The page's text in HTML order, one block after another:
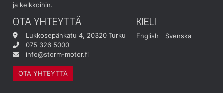
ja kelkkoihin.
OTA YHTEYTTÄ
Lukkosepänkatu 4, 20320 Turku
075 326 5000
info@storm-motor.fi
OTA YHTEYTTÄ
KIELI
English Svenska